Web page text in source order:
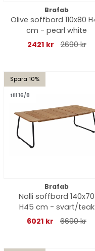
Brafab
Olive soffbord 110x80 H40
cm - pearl white
2421 kr
2690 kr
Spara 10%
till 16/8
Brafab
Nolli soffbord 140x70
H45 cm - svart/teak
6021 kr
6690 kr